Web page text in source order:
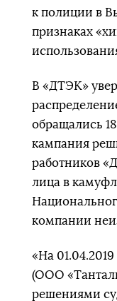
к полиции в
признаках
В «ДТЭК»
обращались
кампания
работников
лица в
компании
«На
(ООО
решениями